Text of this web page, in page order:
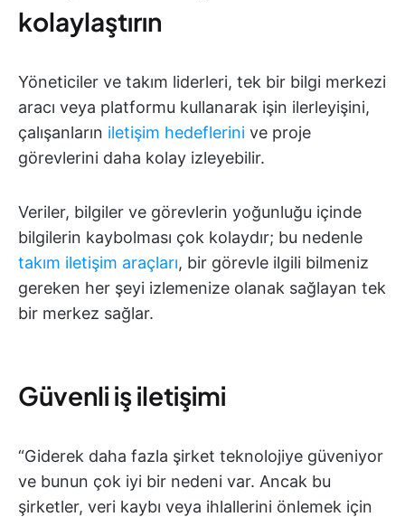
kolaylaştırın
Yöneticiler ve takım liderleri, tek bir bilgi merkezi
aracı veya platformu kullanarak işin ilerleyişini,
çalışanların iletişim hedeflerini ve proje
görevlerini daha kolay izleyebilir.
Veriler, bilgiler ve görevlerin yoğunluğu içinde
bilgilerin kaybolması çok kolaydır; bu nedenle
takım iletişim araçları, bir görevle ilgili bilmeniz
gereken her şeyi izlemenize olanak sağlayan tek
bir merkez sağlar.
Güvenli iş iletişimi
“Giderek daha fazla şirket teknolojiye güveniyor
ve bunun çok iyi bir nedeni var. Ancak bu
şirketler, veri kaybı veya ihlallerini önlemek için